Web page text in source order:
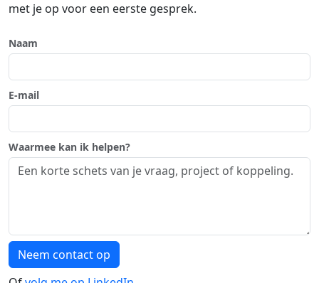
met je op voor een eerste gesprek.
Naam
E-mail
Waarmee kan ik helpen?
Neem contact op